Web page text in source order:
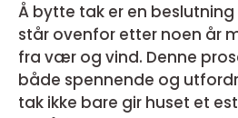
Å bytte tak er en
står ovenfor etter noen år
fra vær og vind. Denne
både spennende og
tak ikke bare gir huset et